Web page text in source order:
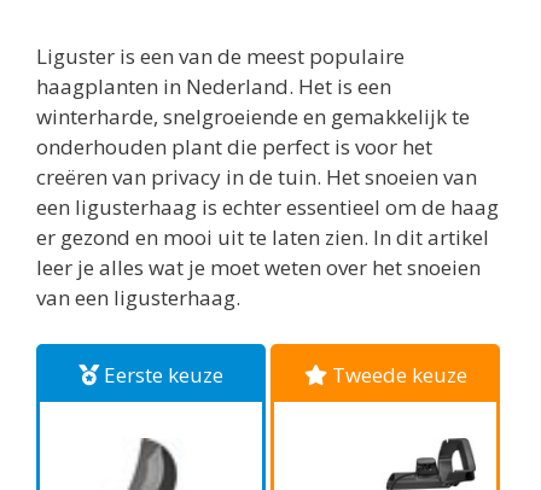
Liguster is een van de meest populaire
haagplanten in Nederland. Het is een
winterharde, snelgroeiende en gemakkelijk te
onderhouden plant die perfect is voor het
creëren van privacy in de tuin. Het snoeien van
een ligusterhaag is echter essentieel om de haag
er gezond en mooi uit te laten zien. In dit artikel
leer je alles wat je moet weten over het snoeien
van een ligusterhaag.
Eerste keuze Tweede keuze